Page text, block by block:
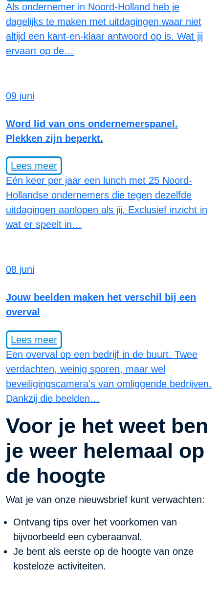
Als ondernemer in Noord-Holland heb je
dagelijks te maken met uitdagingen waar niet
altijd een kant-en-klaar antwoord op is. Wat jij
ervaart op de…
09 juni
Word lid van ons ondernemerspanel.
Plekken zijn beperkt.
Lees meer
Eén keer per jaar een lunch met 25 Noord-
Hollandse ondernemers die tegen dezelfde
uitdagingen aanlopen als jij. Exclusief inzicht in
wat er speelt in…
08 juni
Jouw beelden maken het verschil bij een
overval
Lees meer
Een overval op een bedrijf in de buurt. Twee
verdachten, weinig sporen, maar wel
beveiligingscamera's van omliggende bedrijven.
Dankzij die beelden…
Voor je het weet ben
je weer helemaal op
de hoogte
Wat je van onze nieuwsbrief kunt verwachten:
Ontvang tips over het voorkomen van
bijvoorbeeld een cyberaanval.
Je bent als eerste op de hoogte van onze
kosteloze activiteiten.